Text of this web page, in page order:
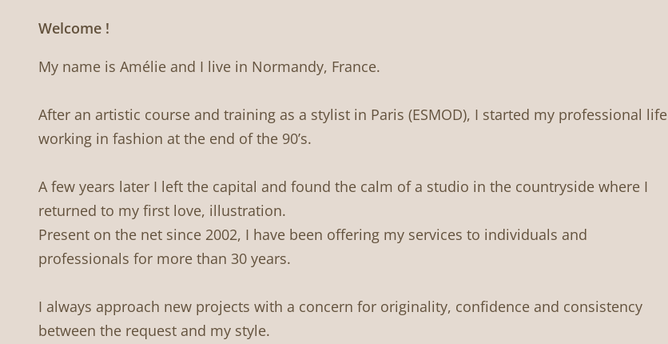
Welcome !
My name is Amélie and I live in Normandy, France.
After an artistic course and training as a stylist in Paris (ESMOD), I started my professional life
working in fashion at the end of the 90’s.
A few years later I left the capital and found the calm of a studio in the countryside where I
returned to my first love, illustration.
Present on the net since 2002, I have been offering my services to individuals and
professionals for more than 30 years.
I always approach new projects with a concern for originality, confidence and consistency
between the request and my style.